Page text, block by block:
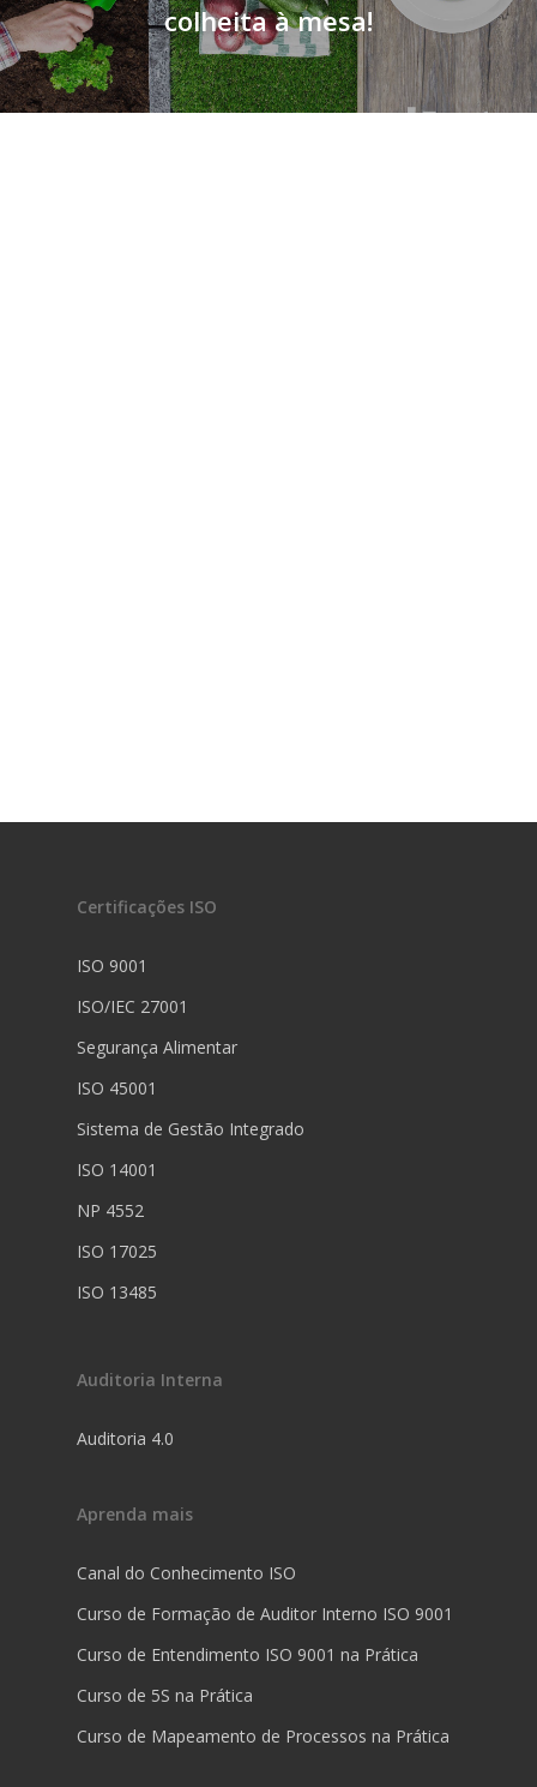
colheita à mesa!
Certificações ISO
ISO 9001
ISO/IEC 27001
Segurança Alimentar
ISO 45001
Sistema de Gestão Integrado
ISO 14001
NP 4552
ISO 17025
ISO 13485
Auditoria Interna
Auditoria 4.0
Aprenda mais
Canal do Conhecimento ISO
Curso de Formação de Auditor Interno ISO 9001
Curso de Entendimento ISO 9001 na Prática
Curso de 5S na Prática
Curso de Mapeamento de Processos na Prática